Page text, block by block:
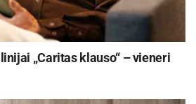
„Caritas klauso“ – vieneri